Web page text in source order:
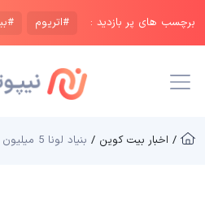
برچسب های پر بازدید : #اتریوم
/ اخبار بیت کوین / بنیاد لونا 5 میلیون دلار دیگر بیت کوین خریداری کرد